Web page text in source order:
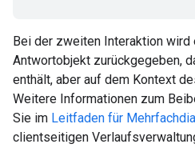
Bei der zweiten Interaktion
Antwortobjekt zurückgegeben,
enthält, aber auf dem Kontext
Weitere Informationen zum
Sie im Leitfaden für
clientseitigen